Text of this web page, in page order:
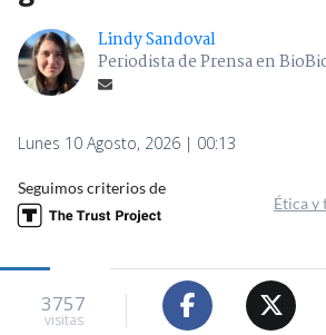
Lindy Sandoval
Periodista de Prensa en
Lunes 10 Agosto, 2026 | 00:13
Seguimos criterios de
Ética y
3757
visitas